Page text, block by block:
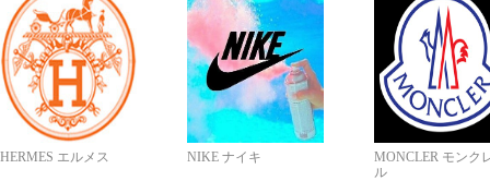
HERMES エルメス NIKE ナイキ
MONCLER モンク
ル